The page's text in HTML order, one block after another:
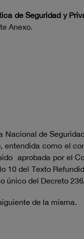
de Seguridad y
Anexo.
de
entendida como el
aprobada por el
10 del Texto
único del Decreto
de la misma.